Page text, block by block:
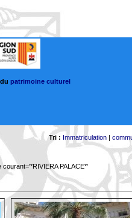
patrimoine culturel
Tri : Immatriculation|
courant='*RIVIERA PALACE*'